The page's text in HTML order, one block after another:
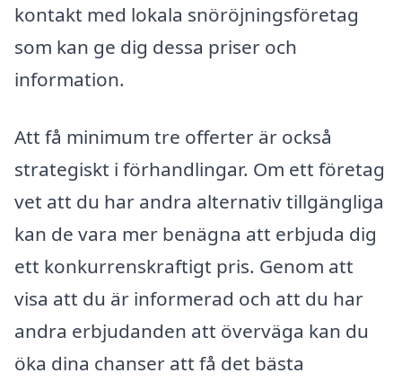
kontakt med lokala snöröjningsföretag
som kan ge dig dessa priser och
information.
Att få minimum tre offerter är också
strategiskt i förhandlingar. Om ett företag
vet att du har andra alternativ tillgängliga
kan de vara mer benägna att erbjuda dig
ett konkurrenskraftigt pris. Genom att
visa att du är informerad och att du har
andra erbjudanden att överväga kan du
öka dina chanser att få det bästa